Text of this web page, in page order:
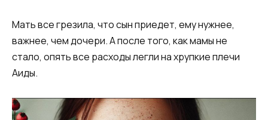
Мать все грезила, что сын приедет, ему нужнее,
важнее, чем дочери. А после того, как мамы не
стало, опять все расходы легли на хрупкие плечи
Аиды.